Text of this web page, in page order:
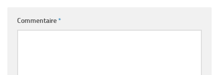
Commentaire*